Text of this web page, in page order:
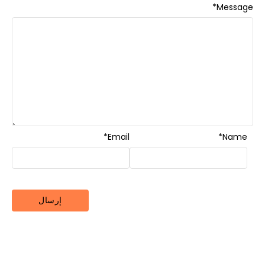
Message
*
Name
*
Email
*